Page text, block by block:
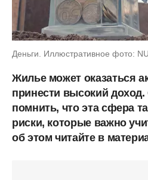
Деньги. Иллюстративное фото:
Жилье может оказаться
принести высокий
помнить, что эта сфера
риски, которые важно
об этом читайте в